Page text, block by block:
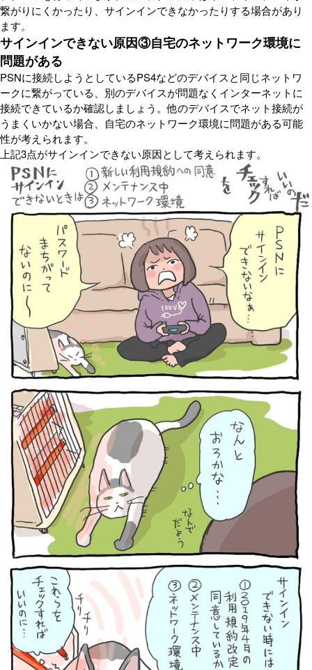
繋がりにくかったり、サインインできなかったりする場合があり
ます。
サインインできない原因③自宅のネットワーク環境に
問題がある
PSNに接続しようとしているPS4などのデバイスと同じネットワ
ークに繋がっている、別のデバイスが問題なくインターネットに
接続できているか確認しましょう。他のデバイスでネット接続が
うまくいかない場合、自宅のネットワーク環境に問題がある可能
性が考えられます。
上記3点がサインインできない原因として考えられます。